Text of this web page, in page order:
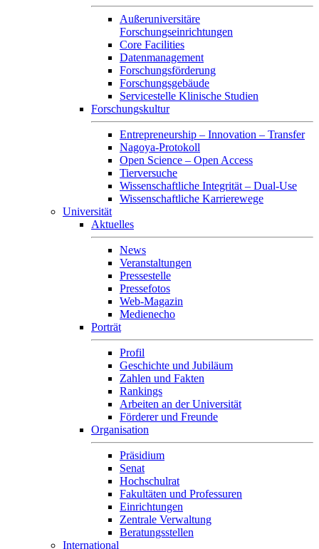
Außeruniversitäre
Forschungseinrichtungen
Core Facilities
Datenmanagement
Forschungsförderung
Forschungsgebäude
Servicestelle Klinische Studien
Forschungskultur
Entrepreneurship – Innovation – Transfer
Nagoya-Protokoll
Open Science – Open Access
Tierversuche
Wissenschaftliche Integrität – Dual-Use
Wissenschaftliche Karrierewege
Universität
Aktuelles
News
Veranstaltungen
Pressestelle
Pressefotos
Web-Magazin
Medienecho
Porträt
Profil
Geschichte und Jubiläum
Zahlen und Fakten
Rankings
Arbeiten an der Universität
Förderer und Freunde
Organisation
Präsidium
Senat
Hochschulrat
Fakultäten und Professuren
Einrichtungen
Zentrale Verwaltung
Beratungsstellen
International